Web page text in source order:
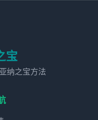
宝
纳之宝方法